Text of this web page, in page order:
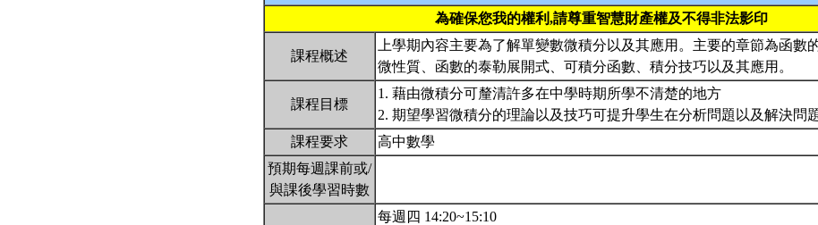
為確保您我的權利,請尊重智慧財產權及不得非法影印
課程概述
上學期內容主要為了解單變數微積分以及其應用。主要的章節為函數
微性質、函數的泰勒展開式、可積分函數、積分技巧以及其應用。
課程目標
1. 藉由微積分可釐清許多在中學時期所學不清楚的地方
2. 期望學習微積分的理論以及技巧可提升學生在分析問題以及解決問
課程要求
高中數學
預期每週課前或/
與課後學習時數
每週四 14:20~15:10